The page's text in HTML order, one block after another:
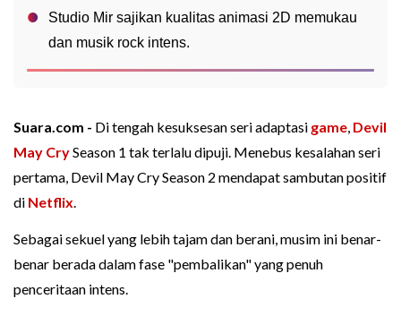
Studio Mir sajikan kualitas animasi 2D memukau
dan musik rock intens.
Suara.com - Di tengah kesuksesan seri adaptasi game, Devil
May CrySeason 1 tak terlalu dipuji. Menebus kesalahan seri
pertama, Devil May Cry Season 2 mendapat sambutan positif
di Netflix.
Sebagai sekuel yang lebih tajam dan berani, musim ini benar-
benar berada dalam fase "pembalikan" yang penuh
penceritaan intens.